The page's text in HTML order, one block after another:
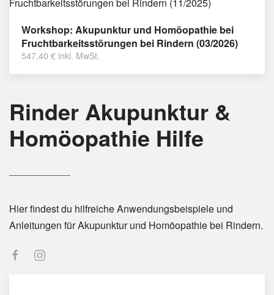
Workshop: Akupunktur und Homöopathie bei
Fruchtbarkeitsstörungen bei Rindern (03/2026)
547,40 € inkl. MwSt.
Rinder Akupunktur &
Homöopathie Hilfe
Hier findest du hilfreiche Anwendungsbeispiele und
Anleitungen für Akupunktur und Homöopathie bei Rindern.